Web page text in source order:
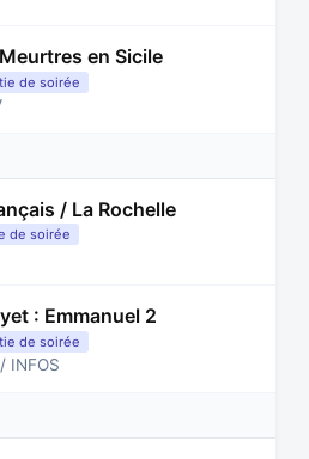
en Sicile
de soirée
/ La Rochelle
de soirée
: Emmanuel 2
de soirée
INFOS